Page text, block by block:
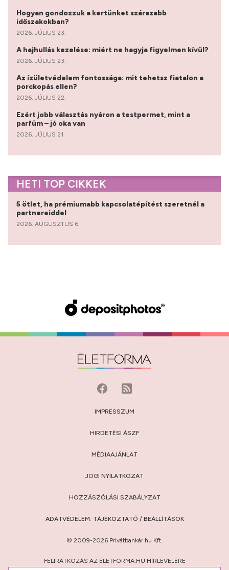
Hogyan gondozzuk a kertünket szárazabb
időszakokban?
2026. JÚLIUS 23.
A hajhullás kezelése: miért ne hagyja figyelmen kívül?
2026. JÚLIUS 23.
Az ízületvédelem fontossága: mit tehetsz fiatalon a
porckopás ellen?
2026. JÚLIUS 22.
Ezért jobb választás nyáron a testpermet, mint a
parfüm – jó oka van
2026. JÚLIUS 21.
HETI TOP CIKKEK
5 ötlet, ha prémiumabb kapcsolatépítést szeretnél a
partnereiddel
2026. AUGUSZTUS 6.
IMPRESSZUM
HIRDETÉSI ÁSZF
MÉDIAAJÁNLAT
JOGI NYILATKOZAT
HOZZÁSZÓLÁSI SZABÁLYZAT
ADATVÉDELEM: TÁJÉKOZTATÓ / BEÁLLÍTÁSOK
© 2009-2026 Privátbankár.hu Kft.
FELIRATKOZÁS AZ ÉLETFORMA.HU HÍRLEVELÉRE